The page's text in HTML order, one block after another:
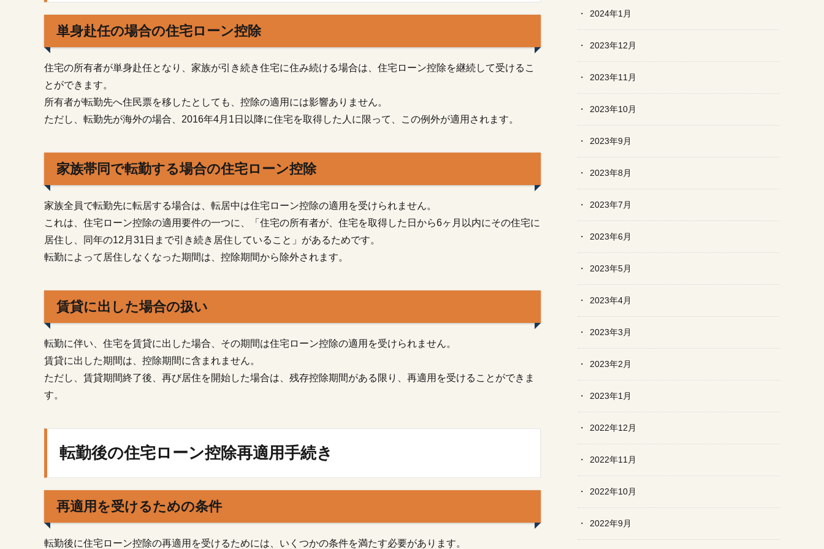
の
住
宅
ー
ン
控
再
用
手
続
3.1.
再適
用を
るた
3.2.
必要
類と
手続
きの
の相
談
4.
と
単身赴任の場合の住宅ローン控除
住宅の所有者が単身赴任となり、家族が引き続き住宅に住み続ける場合は、住宅ローン控除を継続して受けるこ
とができます。
所有者が転勤先へ住民票を移したとしても、控除の適用には影響ありません。
ただし、転勤先が海外の場合、2016年4月1日以降に住宅を取得した人に限って、この例外が適用されます。
家族帯同で転勤する場合の住宅ローン控除
家族全員で転勤先に転居する場合は、転居中は住宅ローン控除の適用を受けられません。
これは、住宅ローン控除の適用要件の一つに、「住宅の所有者が、住宅を取得した日から6ヶ月以内にその住宅に
居住し、同年の12月31日まで引き続き居住していること」があるためです。
転勤によって居住しなくなった期間は、控除期間から除外されます。
賃貸に出した場合の扱い
転勤に伴い、住宅を賃貸に出した場合、その期間は住宅ローン控除の適用を受けられません。
賃貸に出した期間は、控除期間に含まれません。
ただし、賃貸期間終了後、再び居住を開始した場合は、残存控除期間がある限り、再適用を受けることができま
す。
転勤後の住宅ローン控除再適用手続き
再適用を受けるための条件
転勤後に住宅ローン控除の再適用を受けるためには、いくつかの条件を満たす必要があります。
2024年1月
2023年12月
2023年11月
2023年10月
2023年9月
2023年8月
2023年7月
2023年6月
2023年5月
2023年4月
2023年3月
2023年2月
2023年1月
2022年12月
2022年11月
2022年10月
2022年9月